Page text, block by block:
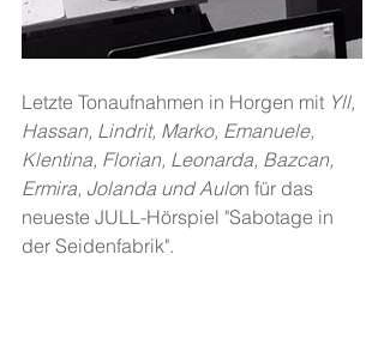
Letzte Tonaufnahmen in Horgen mit Yll,
Hassan, Lindrit, Marko, Emanuele,
Klentina, Florian, Leonarda, Bazcan,
Ermira, Jolanda und Aulon für das
neueste JULL-Hörspiel "Sabotage in
der Seidenfabrik".